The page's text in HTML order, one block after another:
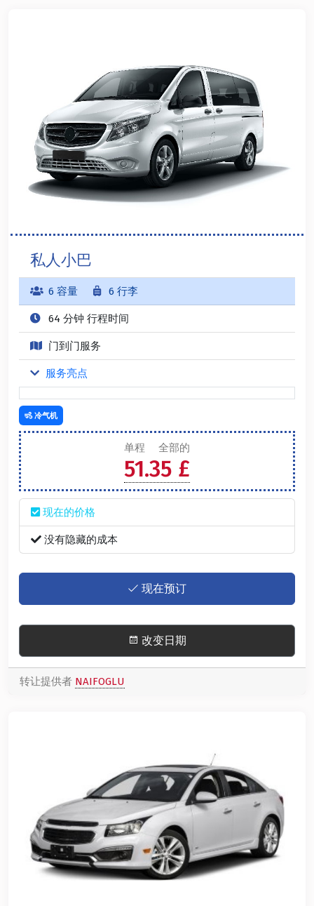
私人小巴
6 容量 6 行李
64 分钟 行程时间
门到门服务
服务亮点
单程 全部的
51.35 £
现在的价格
没有隐藏的成本
现在预订
改变日期
冷气机
转让提供者 NAIFOGLU